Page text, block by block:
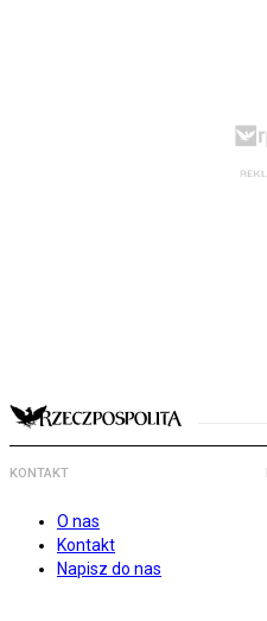
KONTAKT
O nas
Kontakt
Napisz do nas